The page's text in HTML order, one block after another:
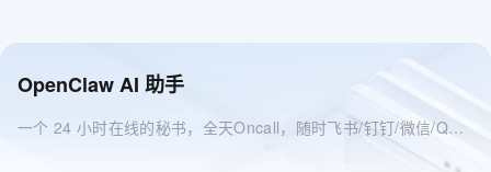
OpenClaw AI 助手
一个 24 小时在线的秘书，全天Oncall，随时飞书/钉钉/微信/QQ 找它